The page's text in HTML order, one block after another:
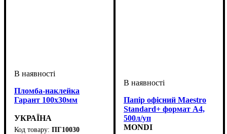
Пломба-наклейка
Гарант 100х30мм
УКРАЇНА
ПГ10030
Папір офісний Maestro
Standard+ формат А4,
500л/уп
MONDI